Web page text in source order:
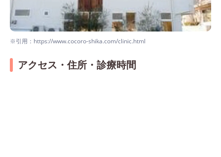
※引用：https://www.cocoro-shika.com/clinic.html
アクセス・住所・診療時間